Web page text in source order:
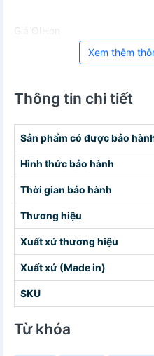
Giá OIHon
Xem thêm
Thông tin chi tiết
Sản phẩm có được bảo
Hình thức bảo hành
Thời gian bảo hành
Thương hiệu
Xuất xứ thương hiệu
Xuất xứ (Made in)
SKU
Từ khóa